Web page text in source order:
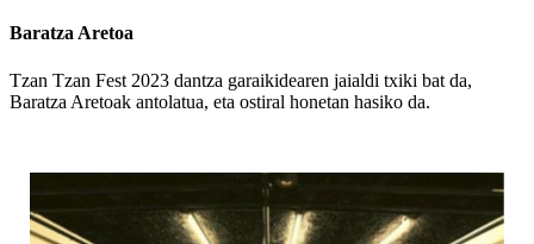
Baratza Aretoa
Tzan Tzan Fest 2023 dantza garaikidearen jaialdi txiki bat da,
Baratza Aretoak antolatua, eta ostiral honetan hasiko da.